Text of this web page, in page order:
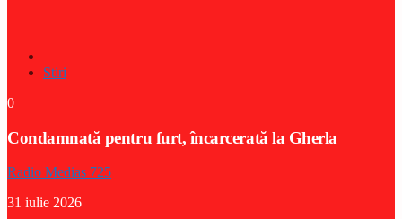
Stiri
0
Condamnată pentru furt, încarcerată la Gherla
Radio Medias 725
31 iulie 2026